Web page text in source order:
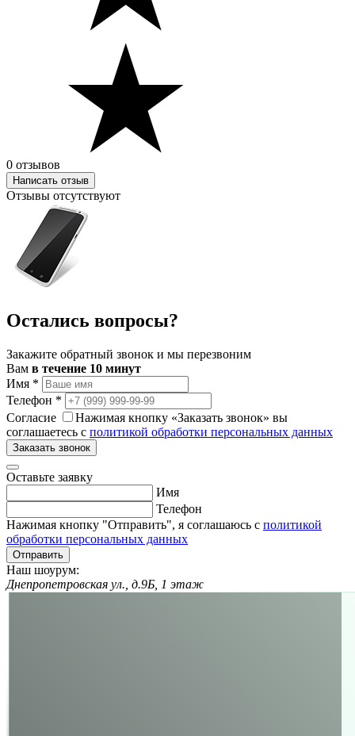
0 отзывов
Написать отзыв
Отзывы отсутствуют
Остались вопросы?
Закажите обратный звонок и мы перезвоним
Вам в течение 10 минут
Имя *
Телефон *
Согласие
Нажимая кнопку «Заказать звонок» вы
соглашаетесь с политикой обработки персональных данных
Заказать звонок
Оставьте заявку
Имя
Телефон
Нажимая кнопку "Отправить", я соглашаюсь с политикой
обработки персональных данных
Отправить
Наш шоурум:
Днепропетровская ул., д.9Б, 1 этаж